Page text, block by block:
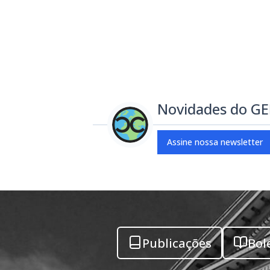
Novidades do
Assine nossa newsletter
Publicações